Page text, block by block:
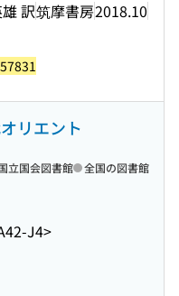
訳筑摩書房2018.10
リエント
J4>
立国会図書館 全国の図書館